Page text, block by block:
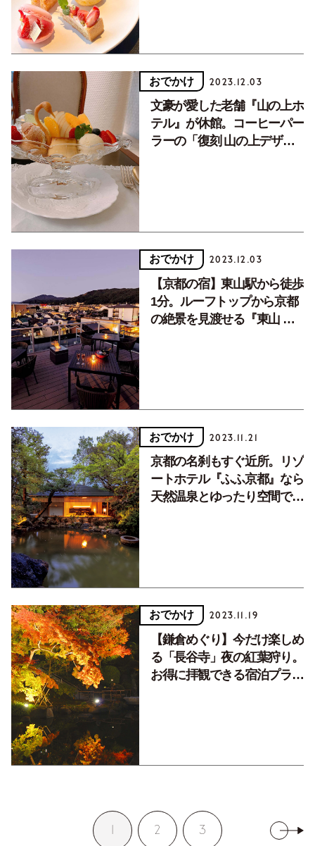
おでかけ 2023.12.03
文豪が愛した老舗『山の上ホ
テル』が休館。コーヒーパー
ラーの「復刻 山の上デザー
おでかけ 2023.12.03
【京都の宿】東山駅から徒歩
1分。ルーフトップから京都
の絶景を見渡せる『東山 四
おでかけ 2023.11.21
京都の名刹もすぐ近所。リゾ
ートホテル『ふふ京都』なら
天然温泉とゆったり空間で家
おでかけ 2023.11.19
【鎌倉めぐり】今だけ楽しめ
る「長谷寺」夜の紅葉狩り。
お得に拝観できる宿泊プラ
1 2 3